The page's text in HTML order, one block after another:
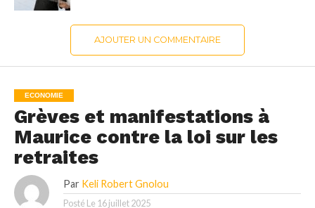
AJOUTER UN COMMENTAIRE
ECONOMIE
Grèves et manifestations à
Maurice contre la loi sur les
retraites
Par Keli Robert Gnolou
Posté Le 16 juillet 2025